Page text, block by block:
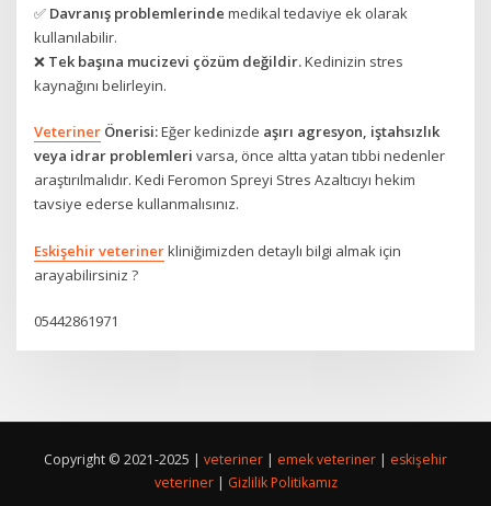
✅ Davranış problemlerinde medikal tedaviye ek olarak
kullanılabilir.
❌ Tek başına mucizevi çözüm değildir.Kedinizin stres
kaynağını belirleyin.
Veteriner Önerisi:Eğer kedinizde aşırı agresyon, iştahsızlık
veya idrar problemleri varsa, önce altta yatan tıbbi nedenler
araştırılmalıdır. Kedi Feromon Spreyi Stres Azaltıcıyı hekim
tavsiye ederse kullanmalısınız.
Eskişehir veterinerkliniğimizden detaylı bilgi almak için
arayabilirsiniz ?
05442861971
Copyright © 2021-2025 | veteriner | emek veteriner | eskişehir
veteriner| Gizlilik Politikamız